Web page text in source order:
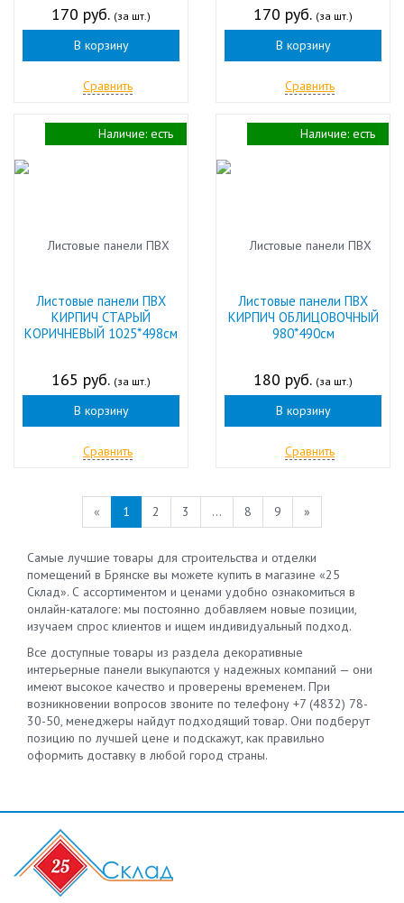
170 руб. (за шт.)
В корзину
Сравнить
170 руб. (за шт.)
В корзину
Сравнить
Листовые панели ПВХ
КИРПИЧ СТАРЫЙ
КОРИЧНЕВЫЙ 1025*498см
165 руб. (за шт.)
В корзину
Сравнить
Наличие: есть
Листовые панели ПВХ
КИРПИЧ ОБЛИЦОВОЧНЫЙ
980*490см
180 руб. (за шт.)
В корзину
Сравнить
Наличие: есть
« 1 2 3 ... 8 9 »
Самые лучшие товары для строительства и отделки
помещений в Брянске вы можете купить в магазине «25
Склад». С ассортиментом и ценами удобно ознакомиться в
онлайн-каталоге: мы постоянно добавляем новые позиции,
изучаем спрос клиентов и ищем индивидуальный подход.
Все доступные товары из раздела декоративные
интерьерные панели выкупаются у надежных компаний — они
имеют высокое качество и проверены временем. При
возникновении вопросов звоните по телефону +7 (4832) 78-
30-50, менеджеры найдут подходящий товар. Они подберут
позицию по лучшей цене и подскажут, как правильно
оформить доставку в любой город страны.